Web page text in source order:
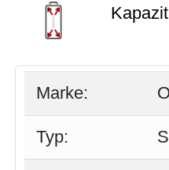
Marke:
Typ: